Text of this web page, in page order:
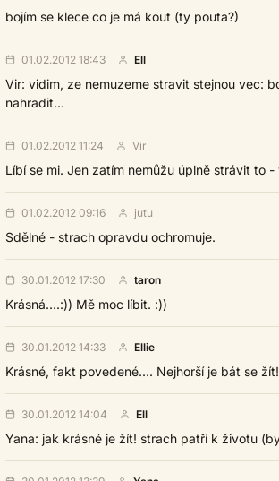
bojím se klece co je má kout (ty pouta?)
01.02.2012 18:43 Ell
Vir: vidim, ze nemuzeme stravit stejnou vec:
nahradit...
01.02.2012 11:24 Vir
Líbí se mi. Jen zatím nemůžu úplně strávit to -
01.02.2012 09:16 jutu
Sdělné - strach opravdu ochromuje.
30.01.2012 17:30 taron
Krásná....:)) Mě moc líbit. :))
30.01.2012 14:33 Ellie
Krásné, fakt povedené.... Nejhorší je bát se žít!
30.01.2012 14:04 Ell
Yana: jak krásné je žít! strach patří k životu